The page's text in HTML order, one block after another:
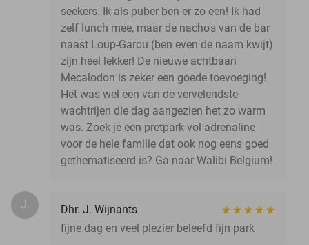
seekers. Ik als puber ben er zo een! Ik had
zelf lunch mee, maar de nacho's van de bar
naast Loup-Garou (ben even de naam kwijt)
zijn heel lekker! De nieuwe achtbaan
Mecalodon is zeker een goede toevoeging!
Het was wel een van de vervelendste
wachtrijen die dag aangezien het zo warm
was. Zoek je een pretpark vol adrenaline
voor de hele familie dat ook nog eens goed
gethematiseerd is? Ga naar Walibi Belgium!
J.
Dhr. J. Wijnants
fijne dag en veel plezier beleefd fijn park